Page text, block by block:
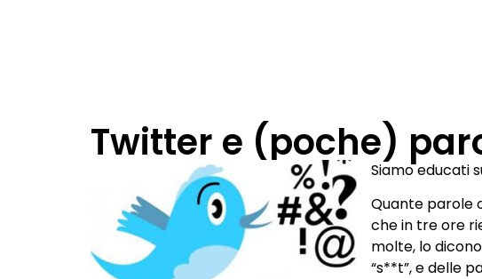
Twitter e (poche)
Siamo educati
Quante parole
che in tre ore
molte, lo
“s**t”, e delle